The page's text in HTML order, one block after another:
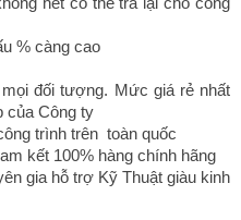
% càng cao
đối tượng. Mức giá rẻ nhất
của Công ty
trình trên toàn quốc
kết 100% hàng chính hãng
gia hỗ trợ Kỹ Thuật giàu kinh